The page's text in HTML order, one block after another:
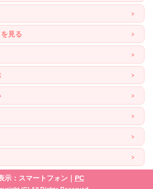
見る
示：スマートフォン｜ PC